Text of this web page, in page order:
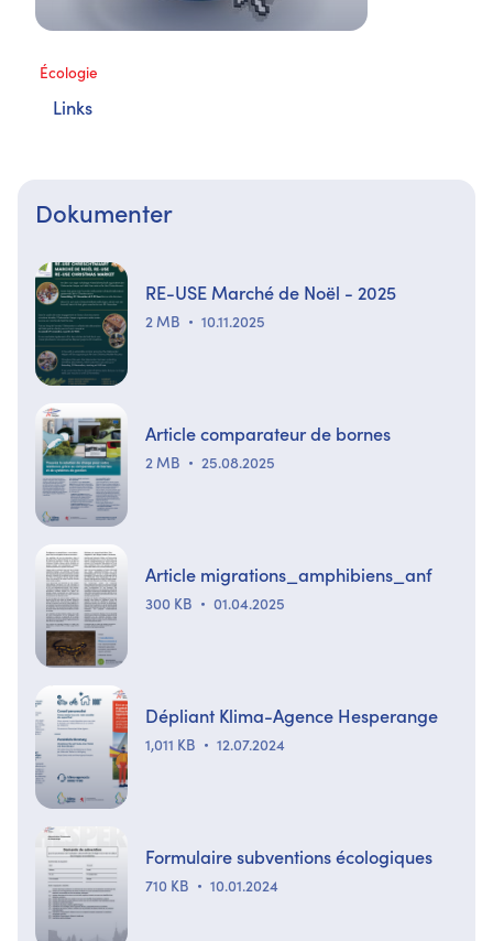
Écologie
Links
Dokumenter
RE-USE Marché de Noël - 2025
2 MB 10.11.2025
Article comparateur de bornes
2 MB 25.08.2025
Article migrations_amphibiens_anf
300 KB 01.04.2025
Dépliant Klima-Agence Hesperange
1,011 KB 12.07.2024
Formulaire subventions écologiques
710 KB 10.01.2024